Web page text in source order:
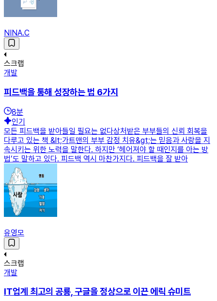
NINA.C
스크랩
개발
피드백을 통해 성장하는 법 6가지
8분
인기
모든 피드백을 받아들일 필요는 없다상처받은 부부들의 신뢰 회복을
다루고 있는 책 &lt;가트맨의 부부 감정 치유&gt;는 믿음과 사랑을 지
속시키는 위한 노력을 말한다. 하지만 ‘헤어져야 할 때인지를 아는 방
법’도 말하고 있다. 피드백 역시 마찬가지다. 피드백을 잘 받아
유영모
스크랩
개발
IT업계 최고의 공룡, 구글을 정상으로 이끈 에릭 슈미트